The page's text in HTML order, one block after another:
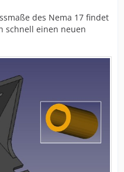
des Nema 17 findet
schnell einen neuen